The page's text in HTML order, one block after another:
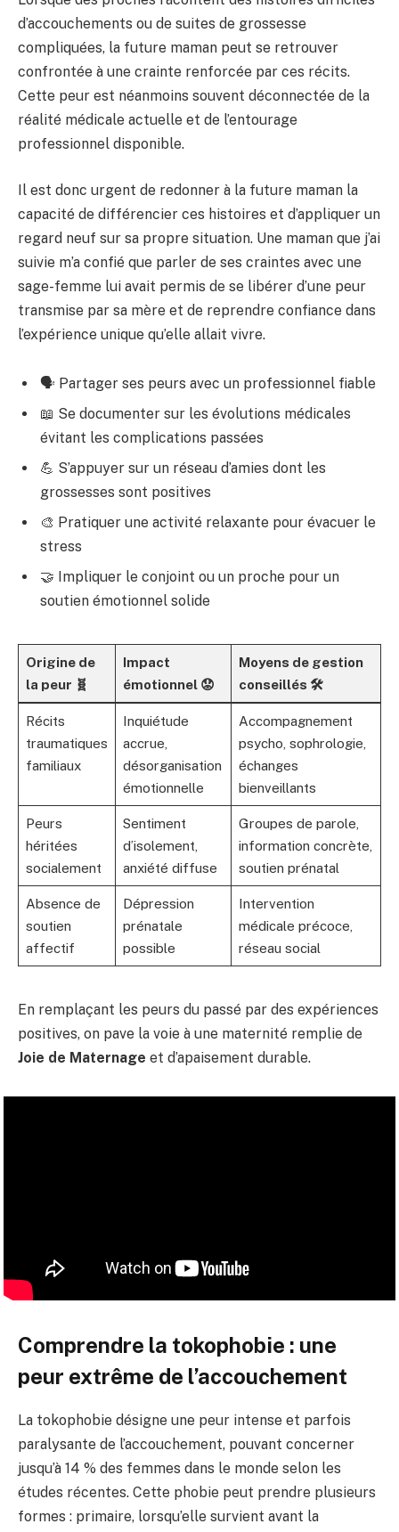
d’accouchements ou de suites de grossesse
compliquées, la future maman peut se retrouver
confrontée à une crainte renforcée par ces récits.
Cette peur est néanmoins souvent déconnectée de la
réalité médicale actuelle et de l’entourage
professionnel disponible.
Il est donc urgent de redonner à la future maman la
capacité de différencier ces histoires et d’appliquer un
regard neuf sur sa propre situation. Une maman que j’ai
suivie m’a confié que parler de ses craintes avec une
sage-femme lui avait permis de se libérer d’une peur
transmise par sa mère et de reprendre confiance dans
l’expérience unique qu’elle allait vivre.
🗣 Partager ses peurs avec un professionnel fiable
📖 Se documenter sur les évolutions médicales
évitant les complications passées
💪 S’appuyer sur un réseau d’amies dont les
grossesses sont positives
🎨 Pratiquer une activité relaxante pour évacuer le
stress
🤝 Impliquer le conjoint ou un proche pour un
soutien émotionnel solide
Origine de
la peur 🧬
Impact
émotionnel 😟
Moyens de gestion
conseillés 🛠
Récits
traumatiques
familiaux
Inquiétude
accrue,
désorganisation
émotionnelle
Accompagnement
psycho, sophrologie,
échanges
bienveillants
Peurs
héritées
socialement
Sentiment
d’isolement,
anxiété diffuse
Groupes de parole,
information concrète,
soutien prénatal
Absence de
soutien
affectif
Dépression
prénatale
possible
Intervention
médicale précoce,
réseau social
En remplaçant les peurs du passé par des expériences
positives, on pave la voie à une maternité remplie de
Joie de Maternage et d’apaisement durable.
Comprendre la tokophobie : une
peur extrême de l’accouchement
La tokophobie désigne une peur intense et parfois
paralysante de l’accouchement, pouvant concerner
jusqu’à 14 % des femmes dans le monde selon les
études récentes. Cette phobie peut prendre plusieurs
formes : primaire, lorsqu’elle survient avant la